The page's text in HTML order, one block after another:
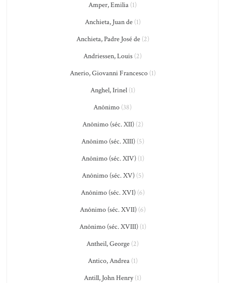
Amper, Emilia (1)
Anchieta, Juan de(1)
Anchieta, Padre José de(2)
Andriessen, Louis (2)
Anerio, Giovanni Francesco(1)
Anghel, Irinel(1)
Anônimo (38)
Anônimo (séc. XII)(2)
Anônimo (séc. XIII)(5)
Anônimo (séc. XIV)(1)
Anônimo (séc. XV)(5)
Anônimo (séc. XVI)(6)
Anônimo (séc. XVII)(6)
Anônimo (séc. XVIII)(1)
Antheil, George (2)
Antico, Andrea(1)
Antill, John Henry(1)